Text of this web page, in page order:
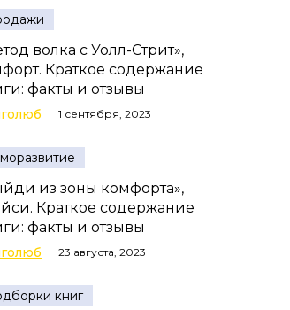
волка с Уолл-Стрит»,
Краткое содержание
факты и отзывы
1 сентября, 2023
из зоны комфорта»,
Краткое содержание
факты и отзывы
23 августа, 2023
книг